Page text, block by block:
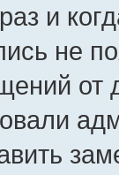
и
не
от